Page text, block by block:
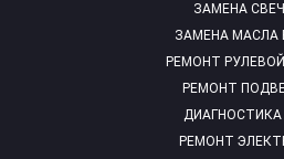
ЗАМЕНА
ЗАМЕНА МАСЛА
РЕМОНТ
РЕМОНТ
ДИАГНОСТИКА
РЕМОНТ